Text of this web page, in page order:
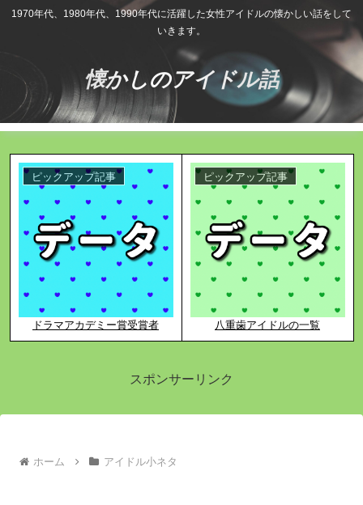
1970年代、1980年代、1990年代に活躍した女性アイドルの懐かしい話をして
いきます。
懐かしのアイドル話
ピックアップ記事
ドラマアカデミー賞受賞者
ピックアップ記事
八重歯アイドルの一覧
スポンサーリンク
ホーム アイドル小ネタ